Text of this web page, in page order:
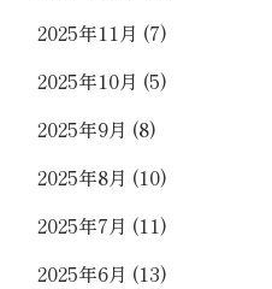
2025年11月 (7)
2025年10月 (5)
2025年9月 (8)
2025年8月 (10)
2025年7月 (11)
2025年6月 (13)